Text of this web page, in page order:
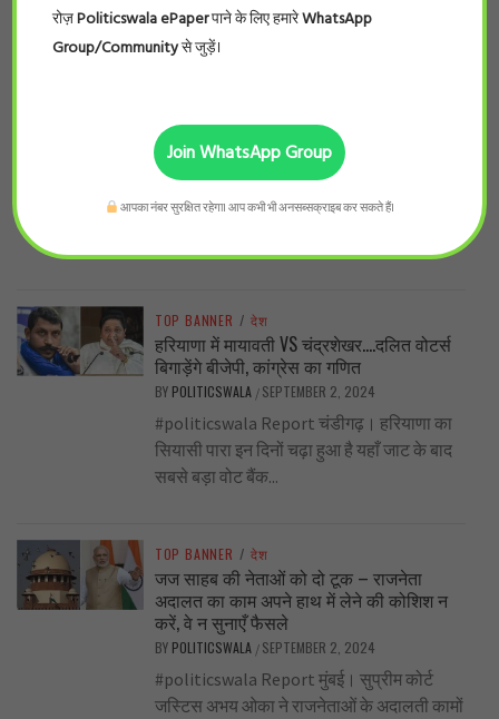
TOP BANNER
BYPOLITICSWALA SEPTEMBER 3, 2024
कलापिनी कोमकली, शास्त्रीय गायिका ने इंडिगो के
किया(कलापिनी कोमकली कालजयी शास्त्रीय
TOP BANNER / देश
हरियाणा में मायावती VS चंद्रशेखर….दलित वोटर्स
बिगाड़ेंगे बीजेपी, कांग्रेस का गणित
BY POLITICSWALA / SEPTEMBER 2, 2024
#politicswala Report चंडीगढ़। हरियाणा का
सियासी पारा इन दिनों चढ़ा हुआ है यहाँ जाट के बाद
सबसे बड़ा वोट बैंक...
TOP BANNER / देश
जज साहब की नेताओं को दो टूक – राजनेता
अदालत का काम अपने हाथ में लेने की कोशिश न
करें, वे न सुनाएँ फैसले
BY POLITICSWALA / SEPTEMBER 2, 2024
#politicswala Report मुंबई। सुप्रीम कोर्ट
जस्टिस अभय ओका ने राजनेताओं के अदालती कामों
रोज़Politicswala ePaperपाने के लिए हमारेWhatsApp
Group/Communityसे जुड़ें।
Join WhatsApp Group
आपका नंबर सुरक्षित रहेगा। आप कभी भी अनसब्सक्राइब कर सकते हैं।